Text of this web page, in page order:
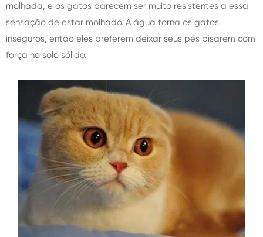
molhada, e os gatos parecem ser muito resistentes a essa
sensação de estar molhado. A água torna os gatos
inseguros, então eles preferem deixar seus pés pisarem com
força no solo sólido.